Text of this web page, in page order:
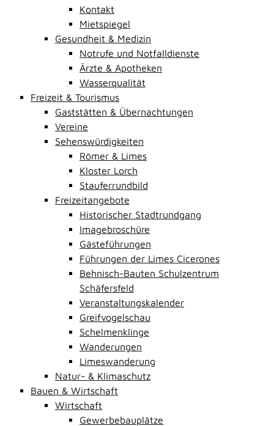
Kontakt
Mietspiegel
Gesundheit & Medizin
Notrufe und Notfalldienste
Ärzte & Apotheken
Wasserqualität
Freizeit & Tourismus
Gaststätten & Übernachtungen
Vereine
Sehenswürdigkeiten
Römer & Limes
Kloster Lorch
Stauferrundbild
Freizeitangebote
Historischer Stadtrundgang
Imagebroschüre
Gästeführungen
Führungen der Limes Cicerones
Behnisch-Bauten Schulzentrum
Schäfersfeld
Veranstaltungskalender
Greifvogelschau
Schelmenklinge
Wanderungen
Limeswanderung
Natur- & Klimaschutz
Bauen & Wirtschaft
Wirtschaft
Gewerbebauplätze